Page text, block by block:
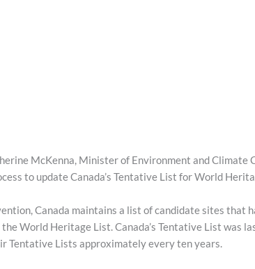
McKenna, Minister of Environment and Climate
to update Canada’s Tentative List for World
Canada maintains a list of candidate sites that
World Heritage List. Canada’s Tentative List was
Tentative Lists approximately every ten years.